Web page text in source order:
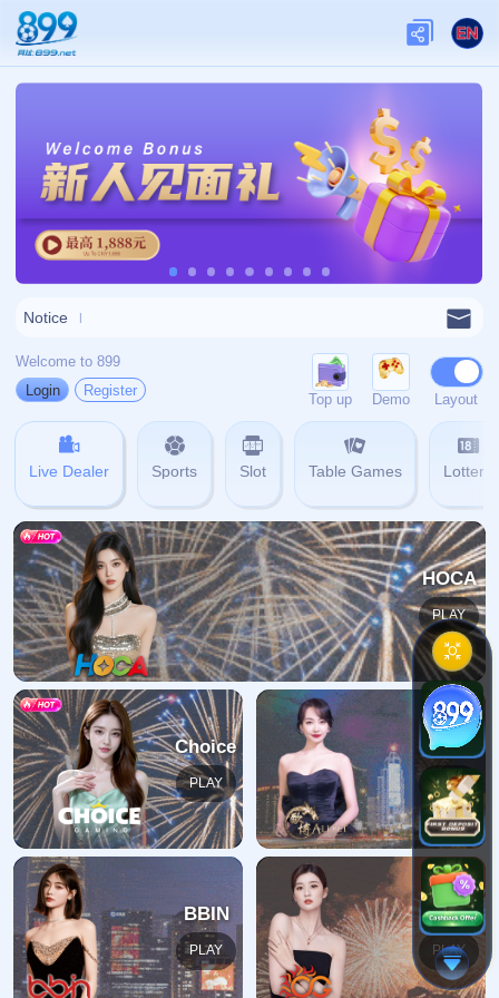
网站首页 404
404错误
抱歉，找不到该页面
返回首页